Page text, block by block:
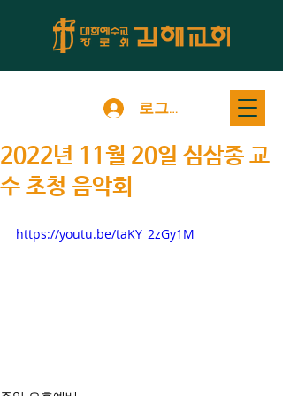
로그인
2022년 11월 20일 심삼종 교
수 초청 음악회
https://youtu.be/taKY_2zGy1M